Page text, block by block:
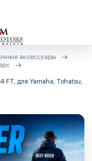
аксессуары
FT, для Yamaha, Tohatsu,